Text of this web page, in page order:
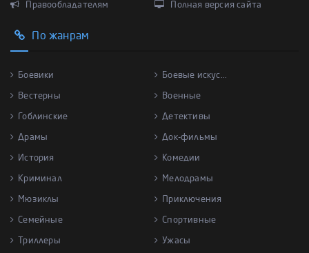
Правообладателям Полная версия сайта
По жанрам
Боевики Боевые искус...
Вестерны Военные
Гоблинские Детективы
Драмы Док-фильмы
История Комедии
Криминал Мелодрамы
Мюзиклы Приключения
Семейные Спортивные
Триллеры Ужасы